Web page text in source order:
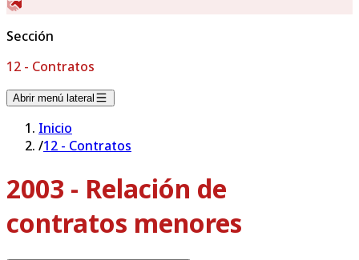
Sección
12 - Contratos
Abrir menú lateral
Inicio
/12 - Contratos
2003 - Relación de
contratos menores